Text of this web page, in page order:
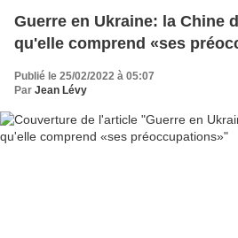
Guerre en Ukraine: la Chine
qu'elle comprend «ses
Publié le 25/02/2022 à 05:07
Par Jean Lévy